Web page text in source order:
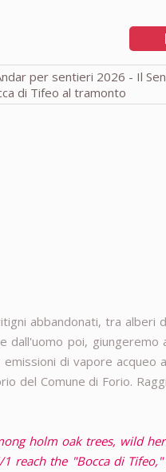
abbandonati, tra alberi
poi, giungeremo
di vapore acqueo
del Comune di Forio.
holm oak trees, wild
reach the "Bocca di Tifeo,"